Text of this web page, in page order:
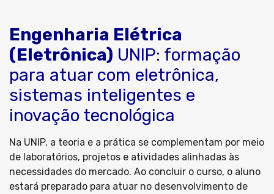
Engenharia Elétrica
(Eletrônica) UNIP: formação
para atuar com eletrônica,
sistemas inteligentes e
inovação tecnológica
Na UNIP, a teoria e a prática se complementam por meio
de laboratórios, projetos e atividades alinhadas às
necessidades do mercado. Ao concluir o curso, o aluno
estará preparado para atuar no desenvolvimento de